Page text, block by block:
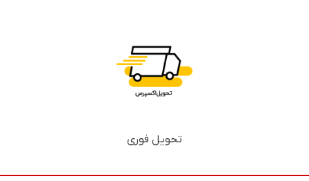
تحویل فوری